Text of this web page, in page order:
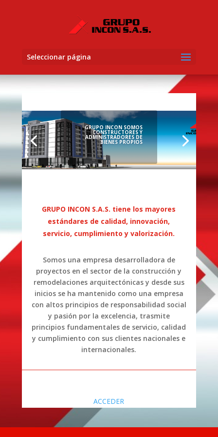
Seleccionar página
GRUPO INCON SOMOS
CONSTRUCTORES Y
ADMINISTRADORES DE
BIENES PROPIOS
GRUPO INCON S.A.S. tiene los mayores
estándares de calidad, innovación,
servicio, cumplimiento y valorización.
Somos una empresa desarrolladora de
proyectos en el sector de la construcción y
remodelaciones arquitectónicas y desde sus
inicios se ha mantenido como una empresa
con altos principios de responsabilidad social
y pasión por la excelencia, trasmite
principios fundamentales de servicio, calidad
y cumplimiento con sus clientes nacionales e
internacionales.
ACCEDER